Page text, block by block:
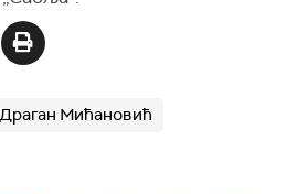
Драган Мићановић